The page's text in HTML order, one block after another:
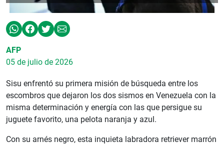
AFP
05 de julio de 2026
Sisu enfrentó su primera misión de búsqueda entre los
escombros que dejaron los dos sismos en Venezuela con la
misma determinación y energía con las que persigue su
juguete favorito, una pelota naranja y azul.
Con su arnés negro, esta inquieta labradora retriever marrón